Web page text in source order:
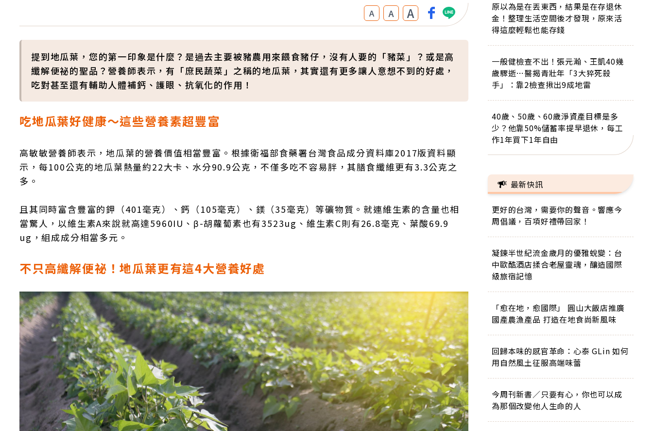
A A A
提到地瓜葉，您的第一印象是什麼？是過去主要被豬農用來餵食豬仔，沒有人要的「豬菜」？或是高
纖解便祕的聖品？營養師表示，有「庶民蔬菜」之稱的地瓜葉，其實還有更多讓人意想不到的好處，
吃對甚至還有輔助人體補鈣、護眼、抗氧化的作用！
吃地瓜葉好健康～這些營養素超豐富
高敏敏營養師表示，地瓜葉的營養價值相當豐富。根據衛福部食藥署台灣食品成分資料庫2017版資料顯
示，每100公克的地瓜葉熱量約22大卡、水分90.9公克，不僅多吃不容易胖，其膳食纖維更有3.3公克之
多。
且其同時富含豐富的鉀（401毫克）、鈣（105毫克）、鎂（35毫克）等礦物質。就連維生素的含量也相
當驚人，以維生素A來說就高達5960IU、β-胡蘿蔔素也有3523ug、維生素C則有26.8毫克、葉酸69.9
ug，組成成分相當多元。
不只高纖解便祕！地瓜葉更有這4大營養好處
原以為是在丟東西，結果是在存退休
金！整理生活空間後才發現，原來活
得這麼輕鬆也能存錢
一般健檢查不出！張元瀚、王凱40幾
歲驟逝…醫揭青壯年「3大猝死殺
手」：靠2檢查揪出9成地雷
40歲、50歲、60歲淨資產目標是多
少？他靠50%儲蓄率提早退休，每工
作1年買下1年自由
最新快訊
更好的台灣，需要你的聲音。響應今
周倡議，百項好禮帶回家！
凝鍊半世紀流金歲月的優雅蛻變：台
中歐酷酒店揉合老屋靈魂，釀造國際
級旅宿記憶
「愈在地，愈國際」 圓山大飯店推廣
國產農漁產品 打造在地食尚新風味
回歸本味的感官革命：心泰 GLin 如何
用自然風土征服高端味蕾
今周刊新書／只要有心，你也可以成
為那個改變他人生命的人